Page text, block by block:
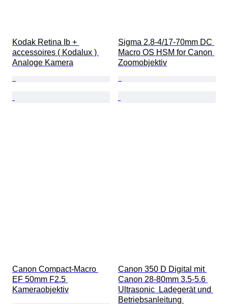
Kodak Retina Ib +
accessoires ( Kodalux )
Analoge Kamera
Sigma 2.8-4/17-70mm DC
Macro OS HSM for Canon
Zoomobjektiv
Canon Compact-Macro
EF 50mm F2.5
Kameraobjektiv
Canon 350 D Digital mit
Canon 28-80mm 3.5-5.6
Ultrasonic  Ladegerät und
Betriebsanleitung